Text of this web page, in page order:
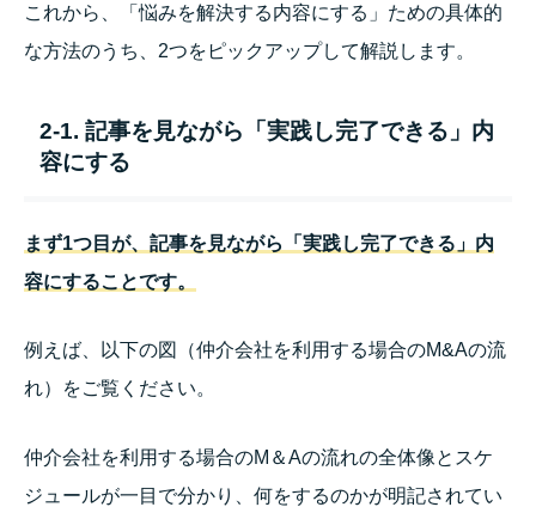
これから、「悩みを解決する内容にする」ための具体的
な方法のうち、2つをピックアップして解説します。
2-1. 記事を見ながら「実践し完了できる」内
容にする
まず1つ目が、記事を見ながら「実践し完了できる」内
容にすることです。
例えば、以下の図（仲介会社を利用する場合のM&Aの流
れ）をご覧ください。
仲介会社を利用する場合のM＆Aの流れの全体像とスケ
ジュールが一目で分かり、何をするのかが明記されてい